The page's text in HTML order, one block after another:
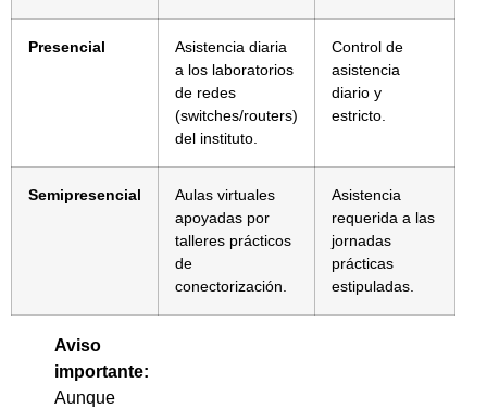
Presencial
Asistencia diaria
a los laboratorios
de redes
(switches/routers)
del instituto.
Control de
asistencia
diario y
estricto.
Semipresencial
Aulas virtuales
apoyadas por
talleres prácticos
de
conectorización.
Asistencia
requerida a las
jornadas
prácticas
estipuladas.
Aviso
importante:
Aunque